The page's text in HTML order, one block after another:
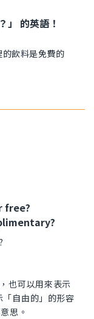
」 的英語！
飲料是免費的
free?
也可以用來表示
「自由的」的形容
思。